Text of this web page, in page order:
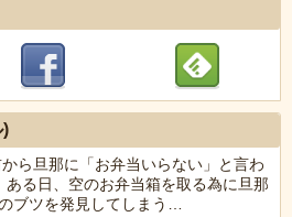
)
から旦那に「お弁当いらない」と言わ
る日、空のお弁当箱を取る為に旦那
ブツを発見してしまう…